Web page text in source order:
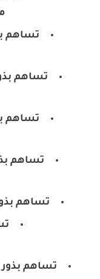
تساهم
تساهم
تساهم
تساهم
تساهم
تساهم بذور